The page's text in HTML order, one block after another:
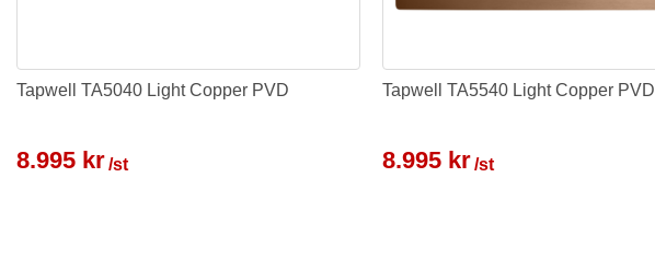
Tapwell TA5040 Light Copper PVD
8.995 kr/st
Tapwell TA5540 Light Copper PVD
8.995 kr /st